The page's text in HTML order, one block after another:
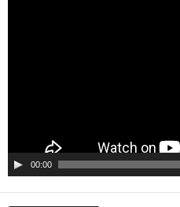
00:00